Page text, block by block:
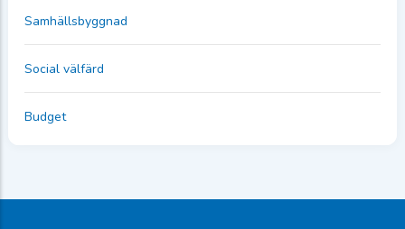
Samhällsbyggnad
Social välfärd
Budget